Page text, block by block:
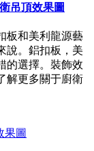
吊頂效果圖
板和美利龍源藝
說。鋁扣板，美
的選擇。裝飾效
解更多關于廚衛